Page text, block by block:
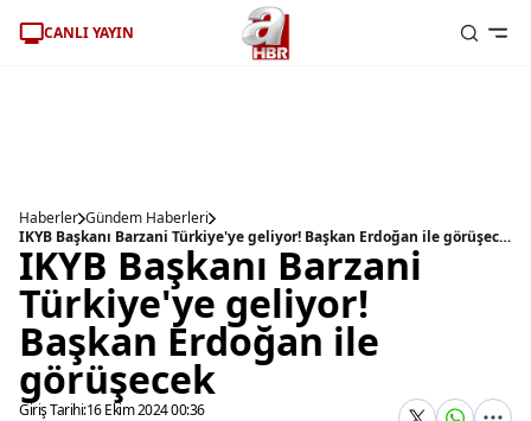
CANLI YAYIN
Haberler Gündem Haberleri
IKYB Başkanı Barzani Türkiye'ye geliyor! Başkan Erdoğan ile görüşecek
IKYB Başkanı Barzani
Türkiye'ye geliyor!
Başkan Erdoğan ile
görüşecek
Giriş Tarihi:16 Ekim 2024 00:36